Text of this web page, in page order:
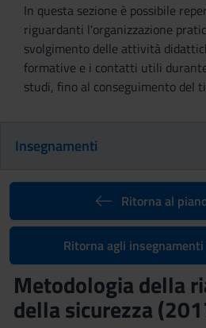
In questa sezione è possibile
riguardanti l'organizzazione
svolgimento delle attività
formative e i contatti utili
studi, fino al conseguimento del
Insegnamenti
Ritorna al
Ritorna agli
Metodologia della
della sicurezza